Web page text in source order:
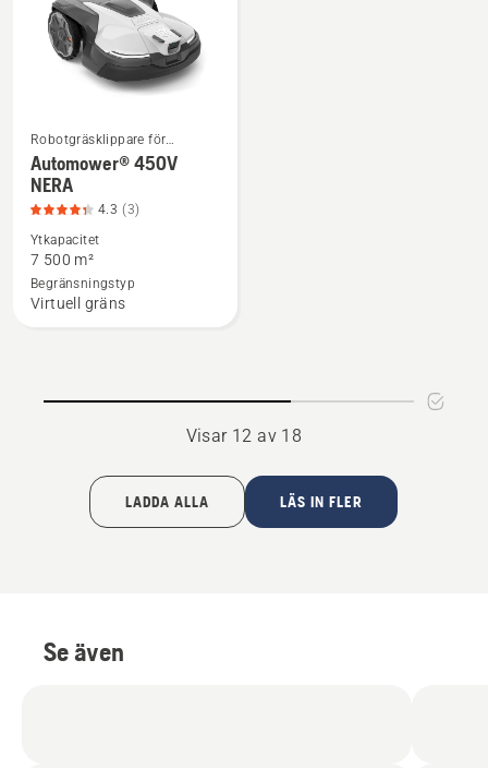
Se
mer
information
om
Automower®
450V
NERA,
Robotgräsklippare för
hemmabruk
Automower® 450V
NERA
4.3 (3)
Ytkapacitet
7 500 m²
Begränsningstyp
Virtuell gräns
Visar 12 av 18
LADDA ALLA LÄS IN FLER
Se även